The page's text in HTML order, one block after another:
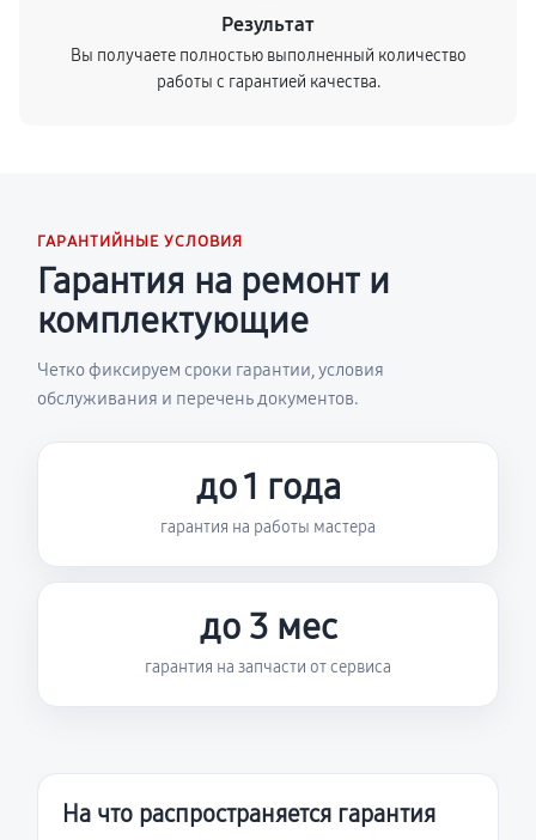
Результат
Вы получаете полностью выполненный количество
работы с гарантией качества.
ГАРАНТИЙНЫЕ УСЛОВИЯ
Гарантия на ремонт и
комплектующие
Четко фиксируем сроки гарантии, условия
обслуживания и перечень документов.
до 1 года
гарантия на работы мастера
до 3 мес
гарантия на запчасти от сервиса
На что распространяется гарантия